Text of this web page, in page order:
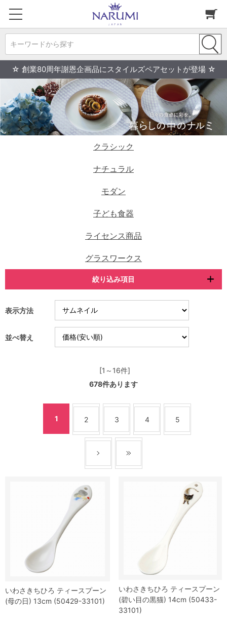
キーワードから探す
☆ 創業80周年謝恩企画品にスタイルズペアセットが登場 ☆
クラシック
ナチュラル
モダン
子ども食器
ライセンス商品
グラスワークス
絞り込み項目
表示方法
並べ替え
[1～16件]
678件あります
1 2 3 4 5
いわさきちひろ ティースプーン
(母の日) 13cm (50429-33101)
いわさきちひろ ティースプーン
(碧い目の黒猫) 14cm (50433-
33101)